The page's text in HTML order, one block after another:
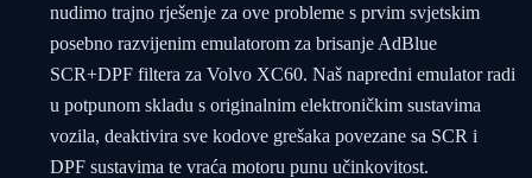
nudimo trajno rješenje za ove probleme s prvim svjetskim
posebno razvijenim emulatorom za brisanje AdBlue
SCR+DPF filtera za Volvo XC60. Naš napredni emulator radi
u potpunom skladu s originalnim elektroničkim sustavima
vozila, deaktivira sve kodove grešaka povezane sa SCR i
DPF sustavima te vraća motoru punu učinkovitost.